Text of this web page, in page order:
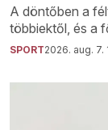
A döntőben a
többiektől, és a
SPORT2026. aug. 7.